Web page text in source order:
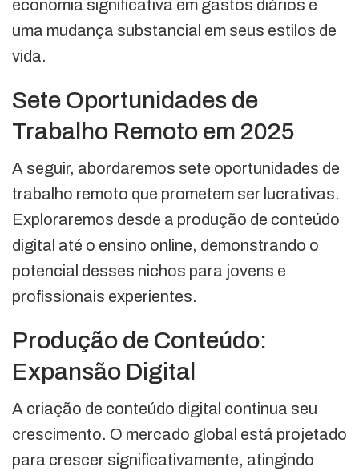
economia significativa em gastos diários e
uma mudança substancial em seus estilos de
vida.
Sete Oportunidades de
Trabalho Remoto em 2025
A seguir, abordaremos sete oportunidades de
trabalho remoto que prometem ser lucrativas.
Exploraremos desde a produção de conteúdo
digital até o ensino online, demonstrando o
potencial desses nichos para jovens e
profissionais experientes.
Produção de Conteúdo:
Expansão Digital
A criação de conteúdo digital continua seu
crescimento. O mercado global está projetado
para crescer significativamente, atingindo